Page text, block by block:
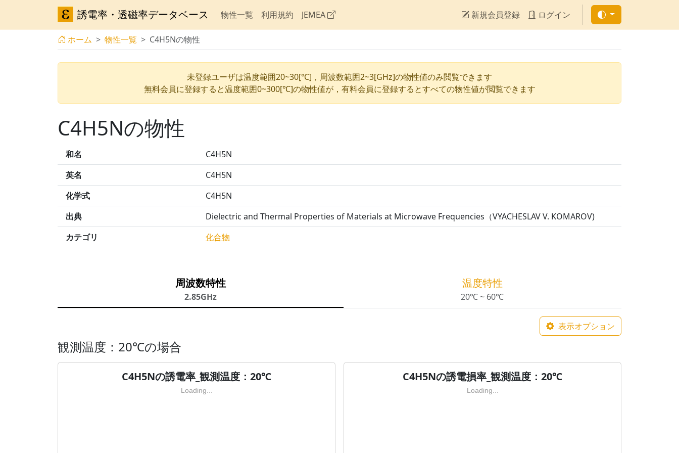
誘電率・透磁率データベース 物性一覧 利用規約 JEMEA 新規会員登録 ログイン
ホーム 物性一覧 C4H5Nの物性
未登録ユーザは温度範囲20~30[℃]，周波数範囲2~3[GHz]の物性値のみ閲覧できます
無料会員に登録すると温度範囲0~300[℃]の物性値が，有料会員に登録するとすべての物性値が閲覧できます
C4H5Nの物性
和名
C4H5N
英名
C4H5N
化学式
C4H5N
出典
Dielectric and Thermal Properties of Materials at Microwave Frequencies（VYACHESLAV V. KOMAROV)
カテゴリ
化合物
周波数特性
2.85GHz
温度特性
20℃ ~ 60℃
表示オプション
観測温度：20℃の場合
C4H5Nの誘電率_観測温度：20℃
Loading...
C4H5Nの誘電損率_観測温度：20℃
Loading...